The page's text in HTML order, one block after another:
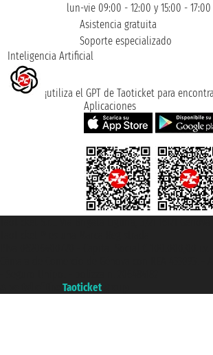
lun-vie 09:00 - 12:00 y 15:00 - 17:00
Asistencia gratuita
Soporte especializado
Inteligencia Artificial
¡utiliza el GPT de Taoticket para
Aplicaciones
Taoticket